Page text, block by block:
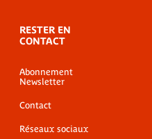
RESTER EN
CONTACT
Abonnement
Newsletter
Contact
Réseaux sociaux